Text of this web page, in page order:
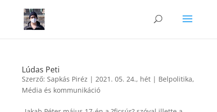
Lúdas Peti
Szerző: Sapkás Piréz | 2021. 05. 24., hét| Belpolitika,
Média és kommunikáció